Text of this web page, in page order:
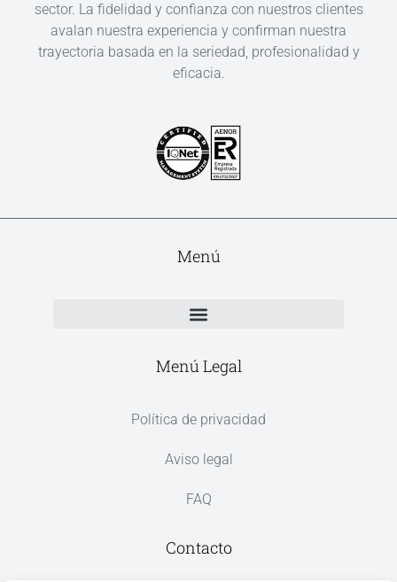
sector. La fidelidad y confianza con nuestros clientes
avalan nuestra experiencia y confirman nuestra
trayectoria basada en la seriedad, profesionalidad y
eficacia.
Menú
Menú Legal
Política de privacidad
Aviso legal
FAQ
Contacto